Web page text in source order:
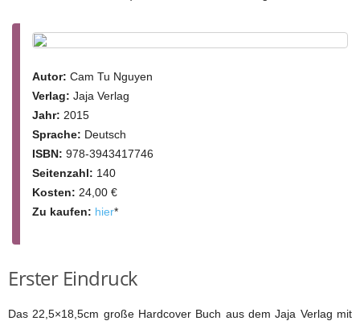
Autor: Cam Tu Nguyen
Verlag: Jaja Verlag
Jahr: 2015
Sprache: Deutsch
ISBN: 978-3943417746
Seitenzahl: 140
Kosten: 24,00 €
Zu kaufen: hier*
Erster Eindruck
Das 22,5×18,5cm große Hardcover Buch aus dem Jaja Verlag mit